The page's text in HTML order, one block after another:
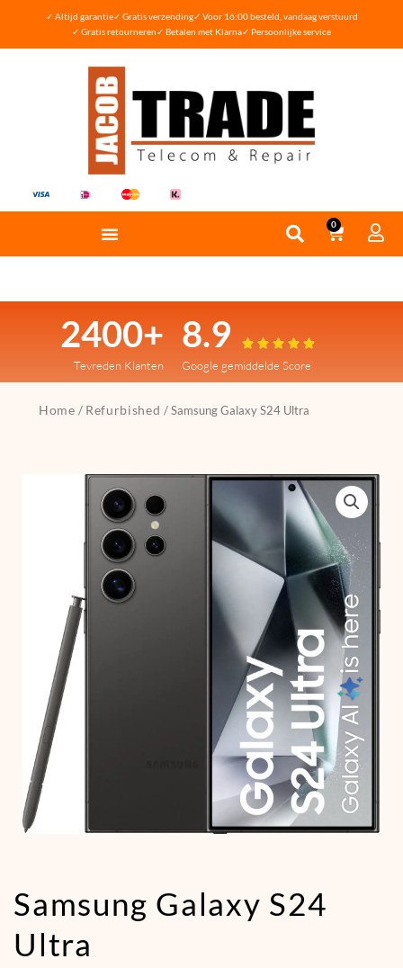
✓ Altijd garantie✓ Gratis verzending✓ Voor 16:00 besteld, vandaag verstuurd
✓ Gratis retourneren✓ Betalen met Klarna✓ Persoonlijke service
0
2400+
Tevreden Klanten
8.9     
Google gemiddelde Score
Home / Refurbished / Samsung Galaxy S24 Ultra
Samsung Galaxy S24
Ultra